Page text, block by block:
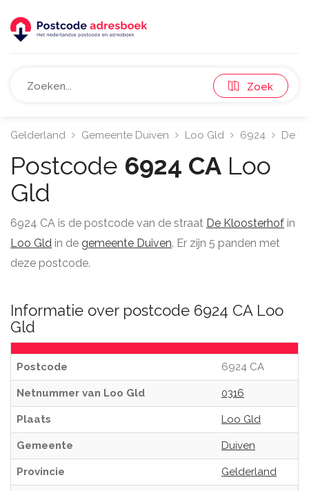
Zoek
Gelderland Gemeente Duiven Loo Gld 6924 De
Postcode 6924 CA Loo
Gld
6924 CA is de postcode van de straat De Kloosterhof in
Loo Gld in de gemeente Duiven. Er zijn 5 panden met
deze postcode.
Informatie over postcode 6924 CA Loo
Gld
Postcode 6924 CA
Netnummer van Loo Gld 0316
Plaats Loo Gld
Gemeente Duiven
Provincie Gelderland